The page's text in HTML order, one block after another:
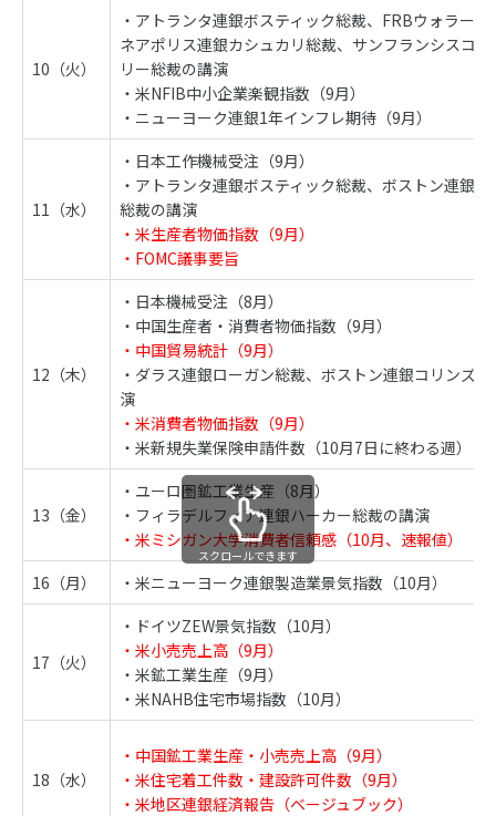
10（火）
・アトランタ連銀ボスティック総裁、FRBウォラー理
ネアポリス連銀カシュカリ総裁、サンフランシスコ
リー総裁の講演
・米NFIB中小企業楽観指数（9月）
・ニューヨーク連銀1年インフレ期待（9月）
11（水）
・日本工作機械受注（9月）
・アトランタ連銀ボスティック総裁、ボストン連銀コ
総裁の講演
・米生産者物価指数（9月）
・FOMC議事要旨
12（木）
・日本機械受注（8月）
・中国生産者・消費者物価指数（9月）
・中国貿易統計（9月）
・ダラス連銀ローガン総裁、ボストン連銀コリンズ
演
・米消費者物価指数（9月）
・米新規失業保険申請件数（10月7日に終わる週）
13（金）
・ユーロ圏鉱工業生産（8月）
・フィラデルフィア連銀ハーカー総裁の講演
・米ミシガン大学消費者信頼感（10月、速報値）
16（月）
・米ニューヨーク連銀製造業景気指数（10月）
17（火）
・ドイツZEW景気指数（10月）
・米小売売上高（9月）
・米鉱工業生産（9月）
・米NAHB住宅市場指数（10月）
18（水）
・中国鉱工業生産・小売売上高（9月）
・米住宅着工件数・建設許可件数（9月）
・米地区連銀経済報告（ベージュブック）
スクロールできます